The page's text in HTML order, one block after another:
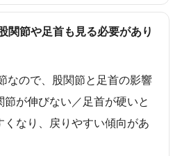
関節や足首も見る必要があり
なので、股関節と足首の影響
節が伸びない／足首が硬いと
くなり、戻りやすい傾向があ